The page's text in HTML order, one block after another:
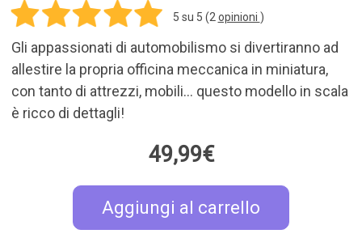
In stock. Acquista il prodotto oggi e ti verrà
consegnato entro 3-7 gg.
Reso entro 30 gg.
Correlare l'idea regalo